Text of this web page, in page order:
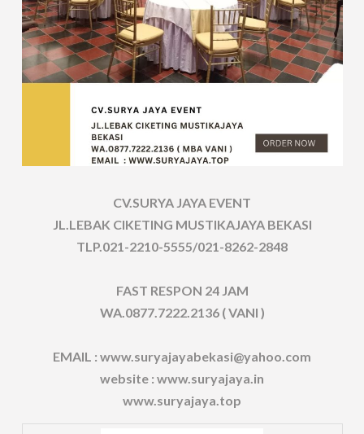
CV.SURYA JAYA EVENT
JL.LEBAK CIKETING MUSTIKAJAYA BEKASI
TLP.021-2210-5555/021-8262-2848
FAST RESPON 24 JAM
WA.0877.7222.2136 ( VANI )
EMAIL : www.suryajayabekasi@yahoo.com
website : www.suryajaya.in
www.suryajaya.top